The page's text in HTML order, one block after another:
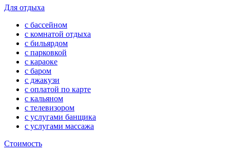
Для отдыха
с бассейном
с комнатой отдыха
с бильярдом
с парковкой
с караоке
с баром
с джакузи
с оплатой по карте
с кальяном
с телевизором
с услугами банщика
с услугами массажа
Стоимость